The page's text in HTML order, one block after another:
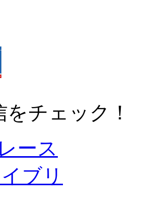
をチェック！